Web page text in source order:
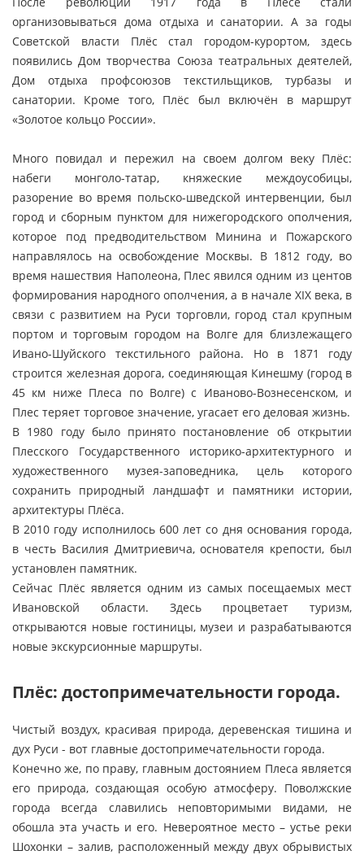
организовываться дома отдыха и санатории. А за годы
Советской власти Плёс стал городом-курортом, здесь
появились Дом творчества Союза театральных деятелей,
Дом отдыха профсоюзов текстильщиков, турбазы и
санатории. Кроме того, Плёс был включён в маршрут
«Золотое кольцо России».
Много повидал и пережил на своем долгом веку Плёс:
набеги монголо-татар, княжеские междоусобицы,
разорение во время польско-шведской интервенции, был
город и сборным пунктом для нижегородского ополчения,
которое под предводительством Минина и Пожарского
направлялось на освобождение Москвы. В 1812 году, во
время нашествия Наполеона, Плес явился одним из центов
формирования народного ополчения, а в начале XIX века, в
связи с развитием на Руси торговли, город стал крупным
портом и торговым городом на Волге для близлежащего
Ивано-Шуйского текстильного района. Но в 1871 году
строится железная дорога, соединяющая Кинешму (город в
45 км ниже Плеса по Волге) с Иваново-Вознесенском, и
Плес теряет торговое значение, угасает его деловая жизнь.
В 1980 году было принято постановление об открытии
Плесского Государственного историко-архитектурного и
художественного музея-заповедника, цель которого
сохранить природный ландшафт и памятники истории,
архитектуры Плёса.
В 2010 году исполнилось 600 лет со дня основания города,
в честь Василия Дмитриевича, основателя крепости, был
установлен памятник.
Сейчас Плёс является одним из самых посещаемых мест
Ивановской области. Здесь процветает туризм,
открываются новые гостиницы, музеи и разрабатываются
новые экскурсионные маршруты.
Плёс: достопримечательности города.
Чистый воздух, красивая природа, деревенская тишина и
дух Руси - вот главные достопримечательности города.
Конечно же, по праву, главным достоянием Плеса является
его природа, создающая особую атмосферу. Поволжские
города всегда славились неповторимыми видами, не
обошла эта участь и его. Невероятное место – устье реки
Шохонки – залив, расположенный между двух обрывистых